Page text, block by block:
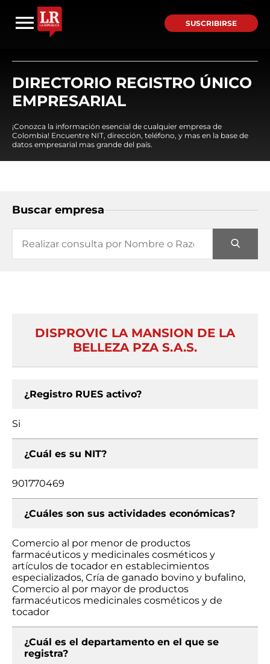
SUSCRIBIRSE
DIRECTORIO REGISTRO ÚNICO
EMPRESARIAL
¡Conozca la información esencial de cualquier empresa de
Colombia! Encuentre NIT, dirección, teléfono, y mas en la base de
datos empresarial mas grande del país.
Buscar empresa
DISPROVIC LA MANSION DE LA
BELLEZA PZA S.A.S.
¿Registro RUES activo?
Si
¿Cuál es su NIT?
901770469
¿Cuáles son sus actividades económicas?
Comercio al por menor de productos
farmacéuticos y medicinales cosméticos y
artículos de tocador en establecimientos
especializados, Cría de ganado bovino y bufalino,
Comercio al por mayor de productos
farmacéuticos medicinales cosméticos y de
tocador
¿Cuál es el departamento en el que se
registra?